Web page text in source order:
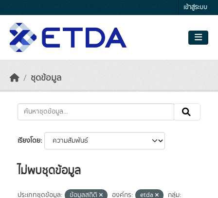
เข้าสู่ระบบ
ชุดข้อมูล
เรียงโดย
ไม่พบชุดข้อมูล
ประเภทชุดข้อมูล: ข้อมูลสถิติ องค์กร: etda
กลุ่ม: